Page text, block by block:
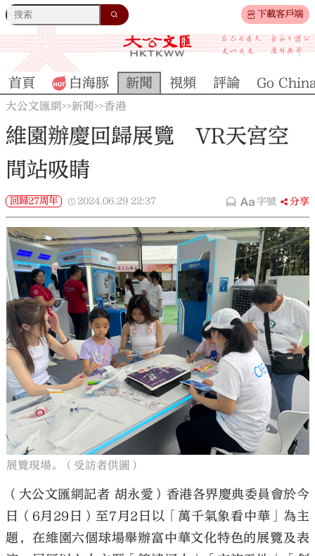
下載客戶端
大公文匯
首頁 白海豚 新聞 視頻 評論 Go
大公文匯網>>新聞>>香港
維園辦慶回歸展覽 VR天宮空
間站吸睛
回歸27周年 2024.06.29 22:37 字號 分享
展覽現場。（受訪者供圖）
（大公文匯網記者 胡永愛）香港各界慶典委員會於今
日（6月29日）至7月2日以「萬千氣象看中華」為主
題，在維園六個球場舉辦富中華文化特色的展覽及表